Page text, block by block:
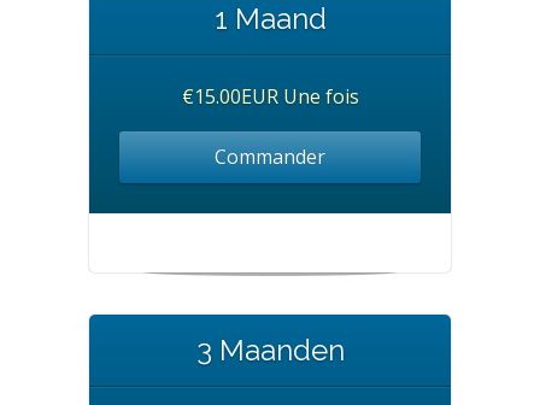
1 Maand
€15.00EUR Une fois
Commander
3 Maanden